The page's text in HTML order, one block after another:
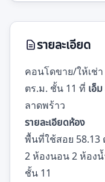
รายละเอียด
คอนโดขาย/ให้เช่
ตร.ม. ชั้น 11 ที่ เอ็
ลาดพร้าว
รายละเอียดห้อง
พื้นที่ใช้สอย 58.13
2 ห้องนอน 2 ห้อง
ชั้น 11